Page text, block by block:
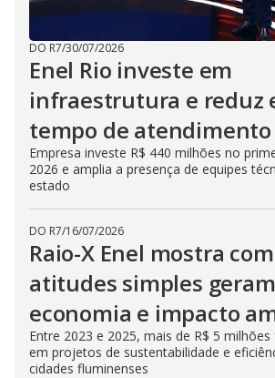
DO R7/30/07/2026
Enel Rio investe em
infraestrutura e reduz
tempo de atendimento
Empresa investe R$ 440 milhões no
2026 e amplia a presença de equipes
estado
DO R7/16/07/2026
Raio-X Enel mostra
atitudes simples geram
economia e impacto
Entre 2023 e 2025, mais de R$ 5
em projetos de sustentabilidade e
cidades fluminenses